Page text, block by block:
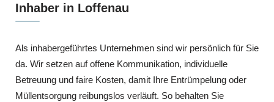
Inhaber in Loffenau
Als inhabergeführtes Unternehmen sind wir persönlich für Sie
da. Wir setzen auf offene Kommunikation, individuelle
Betreuung und faire Kosten, damit Ihre Entrümpelung oder
Müllentsorgung reibungslos verläuft. So behalten Sie